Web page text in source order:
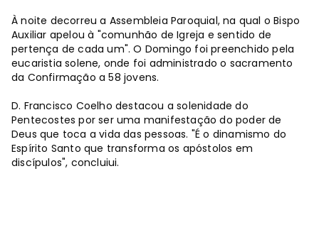
À noite decorreu a Assembleia Paroquial, na qual o Bispo
Auxiliar apelou à "comunhão de Igreja e sentido de
pertença de cada um". O Domingo foi preenchido pela
eucaristia solene, onde foi administrado o sacramento
da Confirmação a 58 jovens.
D. Francisco Coelho destacou a solenidade do
Pentecostes por ser uma manifestação do poder de
Deus que toca a vida das pessoas. "É o dinamismo do
Espírito Santo que transforma os apóstolos em
discípulos", concluiui.